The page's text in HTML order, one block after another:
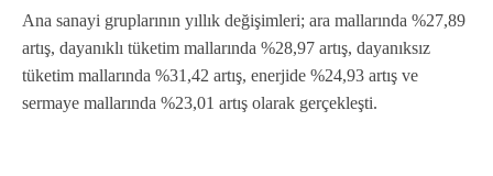
Ana sanayi gruplarının yıllık değişimleri; ara mallarında %27,89
artış, dayanıklı tüketim mallarında %28,97 artış, dayanıksız
tüketim mallarında %31,42 artış, enerjide %24,93 artış ve
sermaye mallarında %23,01 artış olarak gerçekleşti.